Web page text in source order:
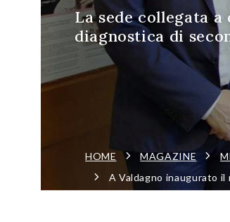
La sede collegata
diagnostica di
HOME MAGAZINE
A Valdagno inaugurato il